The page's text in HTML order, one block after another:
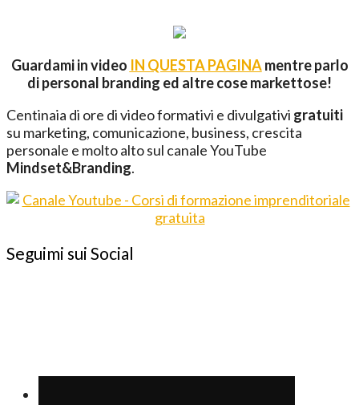
Guardami in video IN QUESTA PAGINAmentre parlo
di personal branding ed altre cose markettose!
Centinaia di ore di video formativi e divulgativi gratuiti
su marketing, comunicazione, business, crescita
personale e molto alto sul canale YouTube
Mindset&Branding.
Seguimi sui Social